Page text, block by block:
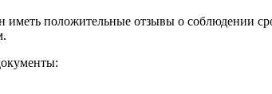
положительные отзывы о соблюдении